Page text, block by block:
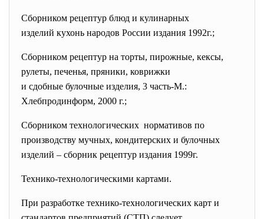
Сборником рецептур блюд и кулинарных
изделий кухонь народов России издания 1992г.;
Сборником рецептур на торты, пирожные, кексы,
рулеты, печенья, пряники, коврижки
и сдобные булочные изделия, 3 часть-М.:
Хлебпродинформ, 2000 г.;
Сборником технологических нормативов по
производству мучных, кондитерских и булочных
изделий – сборник рецептур издания 1999г.
Технико-технологическими картами.
При разработке технико-технологических карт и